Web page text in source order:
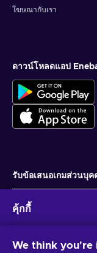
โฆษณากับเรา
ดาวน์โหลดแอป
รับข้อเสนอเกมส่วนบุค
คุ้กกี้
รวบรวมและวิเคราะห์
We think you're